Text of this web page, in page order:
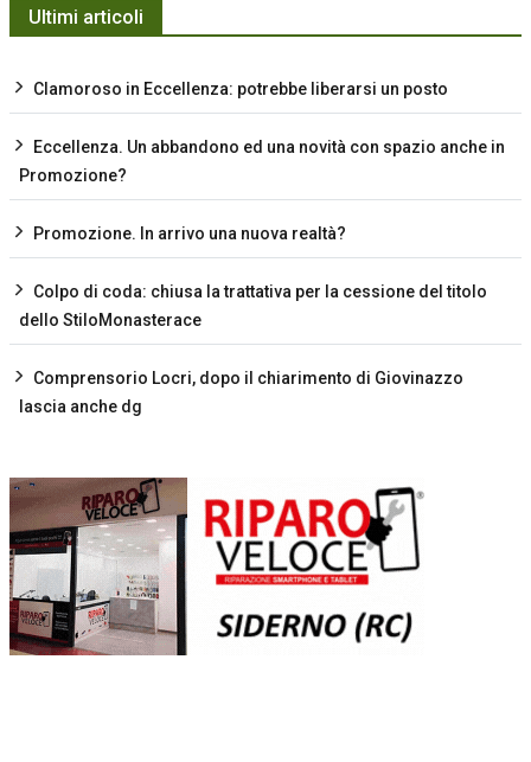
Ultimi articoli
Clamoroso in Eccellenza: potrebbe liberarsi un posto
Eccellenza. Un abbandono ed una novità con spazio anche in
Promozione?
Promozione. In arrivo una nuova realtà?
Colpo di coda: chiusa la trattativa per la cessione del titolo
dello StiloMonasterace
Comprensorio Locri, dopo il chiarimento di Giovinazzo
lascia anche dg